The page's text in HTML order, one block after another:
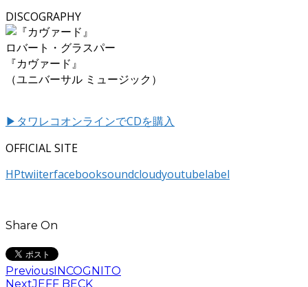
DISCOGRAPHY
ロバート・グラスパー
『カヴァード』
（ユニバーサル ミュージック）
▶タワレコオンラインでCDを購入
OFFICIAL SITE
HPtwiiterfacebooksoundcloudyoutubelabel
Share On
PreviousINCOGNITO
NextJEFF BECK